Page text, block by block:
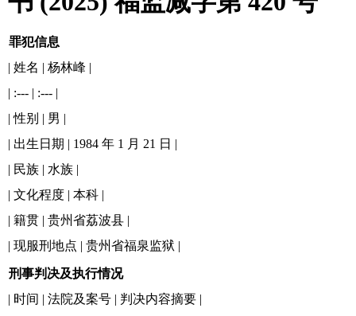
罪犯信息
| 姓名 | 杨林峰 |
| :--- | :--- |
| 性别 | 男 |
| 出生日期 | 1984 年 1 月 21 日 |
| 民族 | 水族 |
| 文化程度 | 本科 |
| 籍贯 | 贵州省荔波县 |
| 现服刑地点 | 贵州省福泉监狱 |
刑事判决及执行情况
| 时间 | 法院及案号 | 判决内容摘要 |